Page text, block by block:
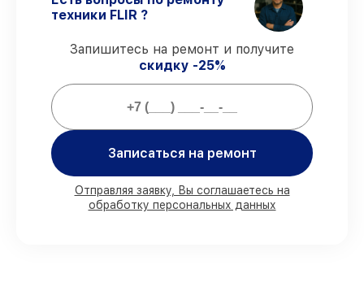
Мы гарантируем:
работ закрываем с возможностью
личного присутствия владельца
запчастей FLIR готовы к установке в
Казани, остальные доставляются быстро
Фирменные детали FLIR и
проверенные реплики– с учётом любых
85%работ исполняются за 1–2 часа,
после приёма тепловизора
техники FLIR ?
Запишитесь на ремонт и получите
скидку -25%
Записаться на ремонт
Отправляя заявку, Вы соглашаетесь на
обработку персональных данных